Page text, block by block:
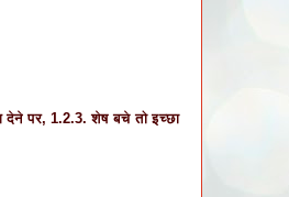
देने पर, 1.2.3. शेष बचे तो इच्छा